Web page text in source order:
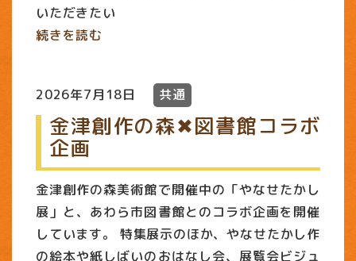
いただきたい
続きを読む
2026年7月18日 共通
金津創作の森✖図書館コラボ
企画
金津創作の森美術館で開催中の「やなせたかし
展」と、あわら市図書館とのコラボ企画を開催
しています。 特集展示のほか、やなせたかし作
の絵本や紙しばいのおはなし会、展覧会ビジュ